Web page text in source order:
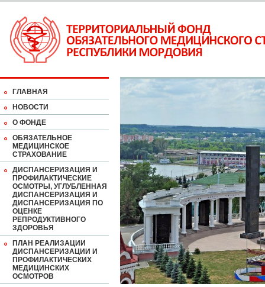
ГЛАВНАЯ
НОВОСТИ
О ФОНДЕ
ОБЯЗАТЕЛЬНОЕ
МЕДИЦИНСКОЕ
СТРАХОВАНИЕ
ДИСПАНСЕРИЗАЦИЯ И
ПРОФИЛАКТИЧЕСКИЕ
ОСМОТРЫ, УГЛУБЛЕННАЯ
ДИСПАНСЕРИЗАЦИЯ И
ДИСПАНСЕРИЗАЦИЯ ПО
ОЦЕНКЕ
РЕПРОДУКТИВНОГО
ЗДОРОВЬЯ
ПЛАН РЕАЛИЗАЦИИ
ДИСПАНСЕРИЗАЦИИ И
ПРОФИЛАКТИЧЕСКИХ
МЕДИЦИНСКИХ
ОСМОТРОВ